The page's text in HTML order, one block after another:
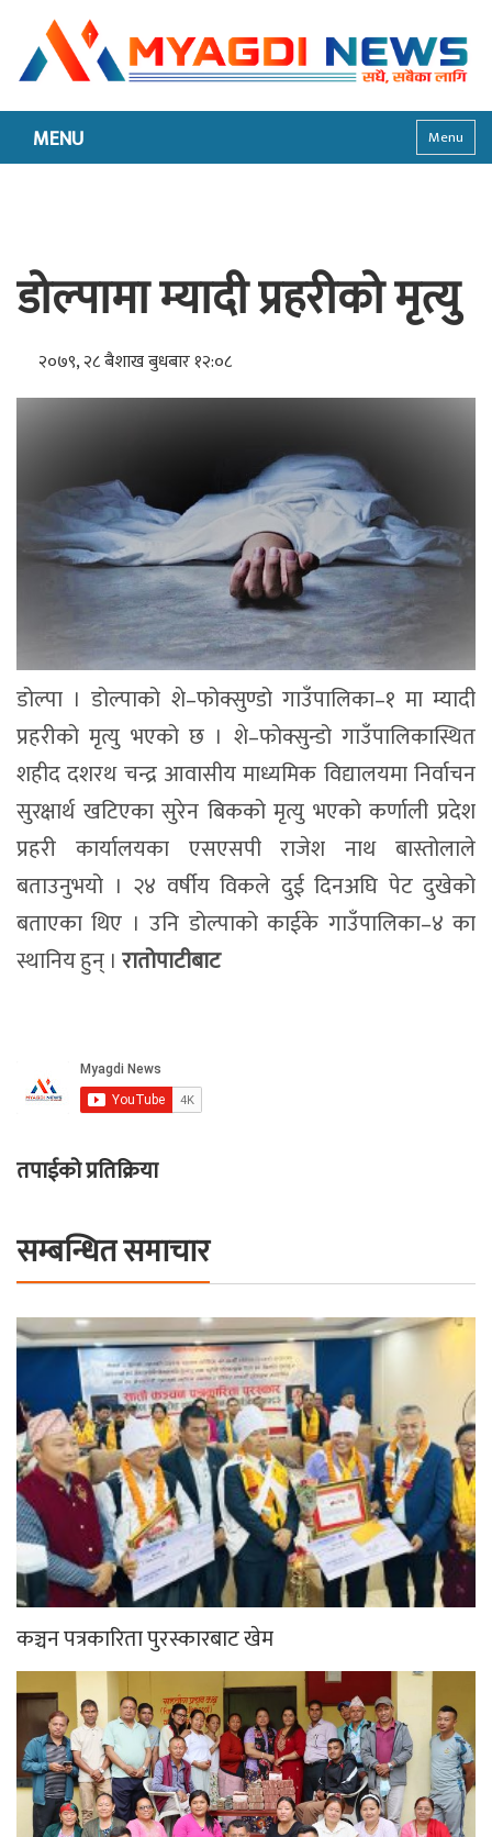
MENU Menu
डोल्पामा म्यादी प्रहरीको मृत्यु
२०७९, २८ बैशाख बुधबार १२:०८
डोल्पा । डोल्पाको शे–फोक्सुण्डो गाउँपालिका–१ मा म्यादी
प्रहरीको मृत्यु भएको छ । शे–फोक्सुन्डो गाउँपालिकास्थित
शहीद दशरथ चन्द्र आवासीय माध्यमिक विद्यालयमा निर्वाचन
सुरक्षार्थ खटिएका सुरेन बिकको मृत्यु भएको कर्णाली प्रदेश
प्रहरी कार्यालयका एसएसपी राजेश नाथ बास्तोलाले
बताउनुभयो । २४ वर्षीय विकले दुई दिनअघि पेट दुखेको
बताएका थिए । उनि डोल्पाको काईके गाउँपालिका–४ का
स्थानिय हुन् । रातोपाटीबाट
तपाईको प्रतिक्रिया
सम्बन्धित समाचार
कञ्चन पत्रकारिता पुरस्कारबाट खेम